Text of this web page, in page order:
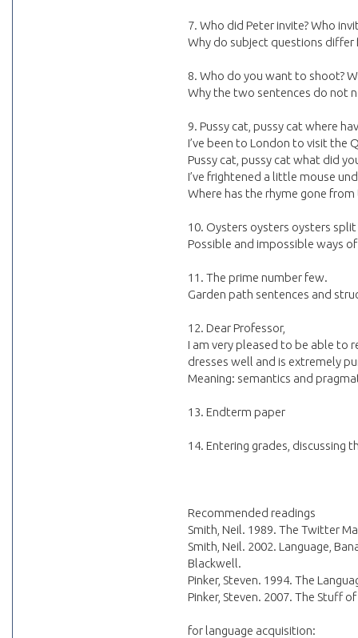
7. Who did Peter invite? Who
Why do subject questions differ
8. Who do you want to shoot?
Why the two sentences do not
9. Pussy cat, pussy cat where
I’ve been to London to visit the
Pussy cat, pussy cat what did
I’ve frightened a little mouse
Where has the rhyme gone
10. Oysters oysters oysters
Possible and impossible ways
11. The prime number few.
Garden path sentences and
12. Dear Professor,
I am very pleased to be able to
dresses well and is extremely
Meaning: semantics and
13. Endterm paper
14. Entering grades, discussing
Recommended readings
Smith, Neil. 1989. The Twitter
Smith, Neil. 2002. Language,
Blackwell.
Pinker, Steven. 1994. The
Pinker, Steven. 2007. The Stuff
for language acquisition: